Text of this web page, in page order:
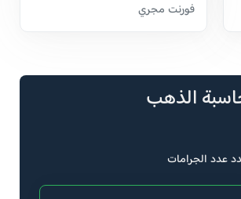
فورنت مجري
الذهب
عدد الجرامات